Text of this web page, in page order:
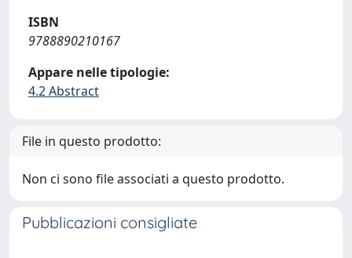
ISBN
9788890210167
Appare nelle tipologie:
4.2 Abstract
File in questo prodotto:
Non ci sono file associati a questo prodotto.
Pubblicazioni consigliate